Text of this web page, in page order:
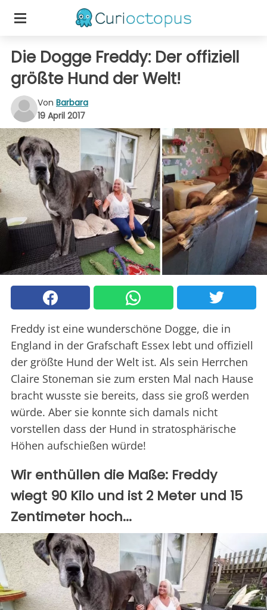
Die Dogge Freddy: Der offiziell
größte Hund der Welt!
Von Barbara
19 April 2017
Freddy ist eine wunderschöne Dogge, die in
England in der Grafschaft Essex lebt und offiziell
der größte Hund der Welt ist. Als sein Herrchen
Claire Stoneman sie zum ersten Mal nach Hause
bracht wusste sie bereits, dass sie groß werden
würde. Aber sie konnte sich damals nicht
vorstellen dass der Hund in stratosphärische
Höhen aufschießen würde!
Wir enthüllen die Maße: Freddy
wiegt 90 Kilo und ist 2 Meter und 15
Zentimeter hoch...